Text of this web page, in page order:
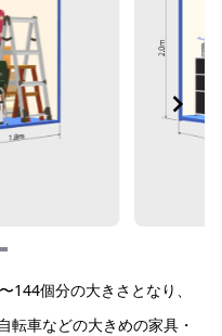
144個分の大きさとなり、
転車などの大きめの家具・